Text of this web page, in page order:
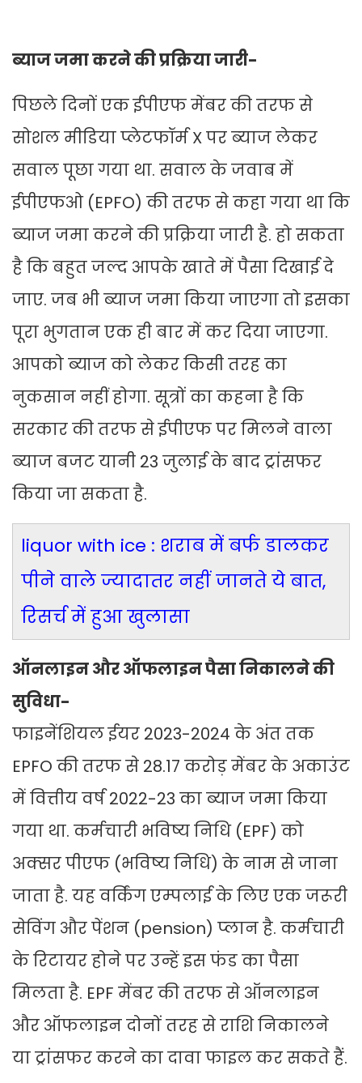
ब्याज जमा करने की प्रक्रिया जारी-
प‍िछले द‍िनों एक ईपीएफ मेंबर की तरफ से
सोशल मीडिया प्लेटफॉर्म X पर ब्‍याज लेकर
सवाल पूछा गया था. सवाल के जवाब में
ईपीएफओ (EPFO) की तरफ से कहा गया था क‍ि
ब्याज जमा करने की प्रक्रिया जारी है. हो सकता
है कि बहुत जल्द आपके खाते में पैसा द‍िखाई दे
जाए. जब भी ब्याज जमा किया जाएगा तो इसका
पूरा भुगतान एक ही बार में कर द‍िया जाएगा.
आपको ब्याज को लेकर क‍िसी तरह का
नुकसान नहीं होगा. सूत्रों का कहना है क‍ि
सरकार की तरफ से ईपीएफ पर म‍िलने वाला
ब्‍याज बजट यानी 23 जुलाई के बाद ट्रांसफर
क‍िया जा सकता है.
liquor with ice : शराब में बर्फ डालकर
पीने वाले ज्यादातर नहीं जानते ये बात,
रिसर्च में हुआ खुलासा
ऑनलाइन और ऑफलाइन पैसा न‍िकालने की
सुव‍िधा-
फाइनेंश‍ियल ईयर 2023-2024 के अंत तक
EPFO की तरफ से 28.17 करोड़ मेंबर के अकाउंट
में वित्तीय वर्ष 2022-23 का ब्याज जमा क‍िया
गया था. कर्मचारी भविष्य निधि (EPF) को
अक्‍सर पीएफ (भविष्य निधि) के नाम से जाना
जाता है. यह वर्क‍िंग एम्‍पलाई के ल‍िए एक जरूरी
सेव‍िंग और पेंशन (pension) प्‍लान है. कर्मचारी
के रिटायर होने पर उन्हें इस फंड का पैसा
मिलता है. EPF मेंबर की तरफ से ऑनलाइन
और ऑफलाइन दोनों तरह से राशि निकालने
या ट्रांसफर करने का दावा फाइल कर सकते हैं.